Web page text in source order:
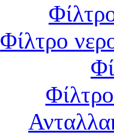
Φίλτρο